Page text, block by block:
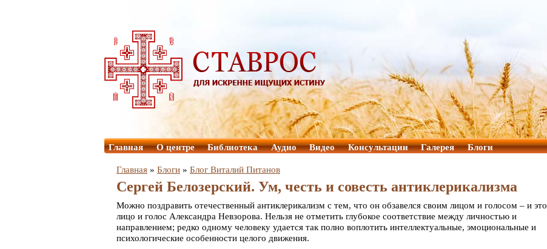
Главная О центре Библиотека Аудио Видео Консультации Галерея Блоги
Главная » Блоги » Блог Виталий Питанов
Сергей Белозерский. Ум, честь и совесть антиклерикализма
Можно поздравить отечественный антиклерикализм с тем, что он обзавелся своим лицом и голосом – и это
лицо и голос Александра Невзорова. Нельзя не отметить глубокое соответствие между личностью и
направлением; редко одному человеку удается так полно воплотить интеллектуальные, эмоциональные и
психологические особенности целого движения.